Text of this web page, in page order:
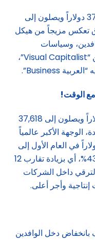
أما الدانمارك فيبدأ الوافدون عند 37,932 دولاراً ويصلون إلى
هذه الفوارق تعكس مزيجاً من هيكل
وسياسات
الاعتراف بالمؤهلات، بحسب بيانات من “Visual Capitalist”،
الوقت!
في كندا يبدأ الوافدون عند 29,557 دولاراً ويصلون إلى 37,618
المتحدة، الوجهة الأكبر عالمياً
يقفز الدخل من 27,375 دولاراً في العام الأول إلى
39,163 دولاراً في العام الخامس بنمو 43%، أي بزيادة تقارب 12
داخل الشركات
وأجر أعلى.
بانخفاض دخل الوافدين